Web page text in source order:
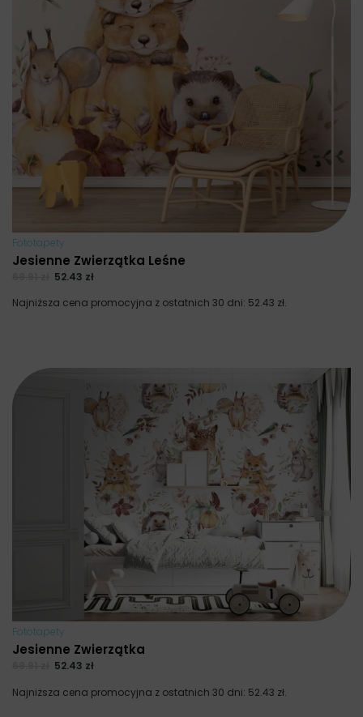
Fototapety
Jesienne Zwierzątka Leśne
52.43 zł
Najniższa cena promocyjna z ostatnich 30 dni: 52.43 zł.
Fototapety
Jesienne Zwierzątka
52.43 zł
Najniższa cena promocyjna z ostatnich 30 dni: 52.43 zł.